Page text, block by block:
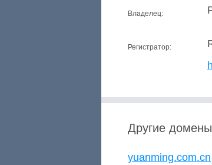
Владелец:
Регистратор:
Другие
yuanming.com.cn